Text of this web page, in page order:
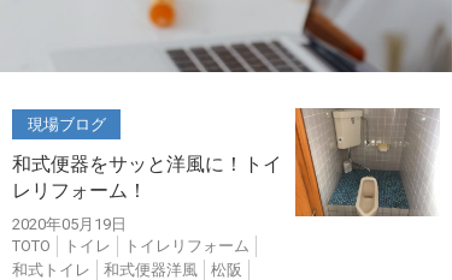
現場ブログ
和式便器をサッと洋風に！トイ
レリフォーム！
2020年05月19日
TOTO
トイレ
トイレリフォーム
和式トイレ
和式便器洋風
松阪